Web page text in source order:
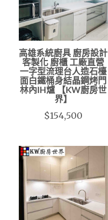
高雄系統廚具 廚房設計
客製化 廚櫃 工廠直營
一字型流理台人造石檯
面白鐵桶身結晶鋼烤門
林內IH爐 【KW廚房世
界】
$154,500